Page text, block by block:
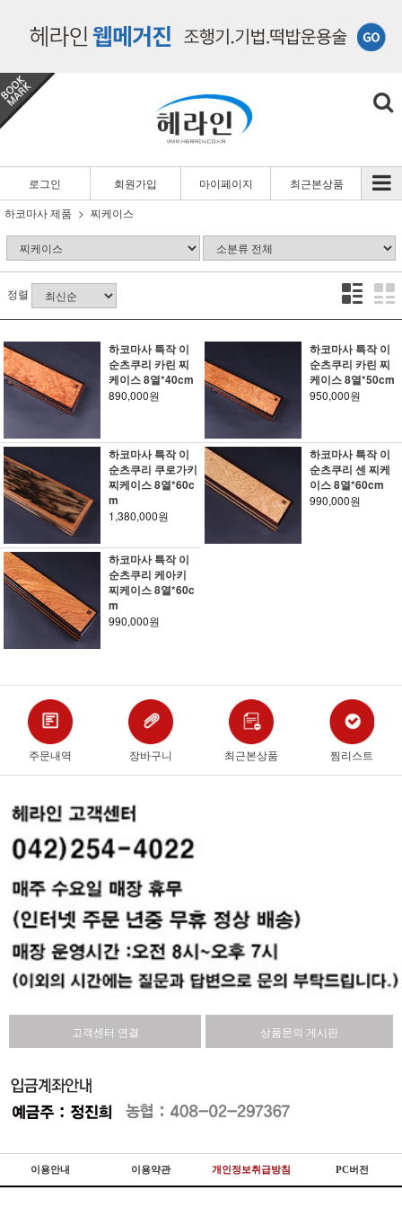
로그인 회원가입 마이페이지
최근본상품
하코마사 제품
찌케이스
정렬
하코마사 특작 이
순츠쿠리 카린 찌
케이스 8열*40cm
890,000원
하코마사 특작 이
순츠쿠리 카린 찌
케이스 8열*50cm
950,000원
하코마사 특작 이
순츠쿠리 쿠로가키
찌케이스 8열*60c
m
1,380,000원
하코마사 특작 이
순츠쿠리 센 찌케
이스 8열*60cm
990,000원
하코마사 특작 이
순츠쿠리 케아키
찌케이스 8열*60c
m
990,000원
주문내역 장바구니 최근본상품 찜리스트
고객센터 연결 상품문의 게시판
이용안내 이용약관 개인정보취급방침 PC버전